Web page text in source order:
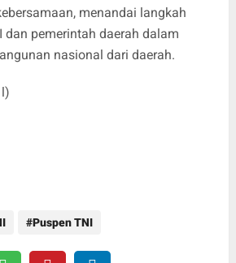
menandai langkah
dan pemerintah daerah dalam
nasional dari daerah.
Puspen TNI